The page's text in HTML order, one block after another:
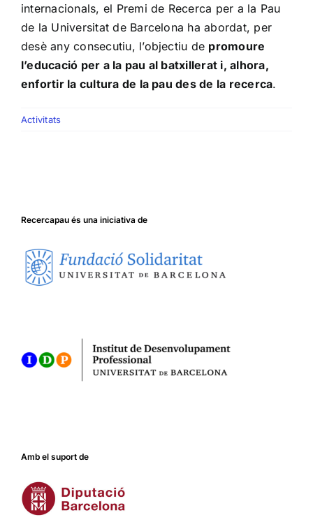
internacionals, el Premi de Recerca per a la Pau
de la Universitat de Barcelona ha abordat, per
desè any consecutiu, l’objectiu de promoure
l’educació per a la pau al batxillerat i, alhora,
enfortir la cultura de la pau des de la recerca.
Activitats
Recercapau és una iniciativa de
Amb el suport de